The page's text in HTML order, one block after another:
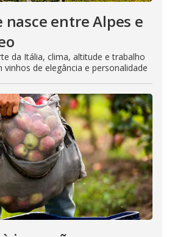
nasce entre Alpes e
da Itália, clima, altitude e trabalho
de elegância e personalidade